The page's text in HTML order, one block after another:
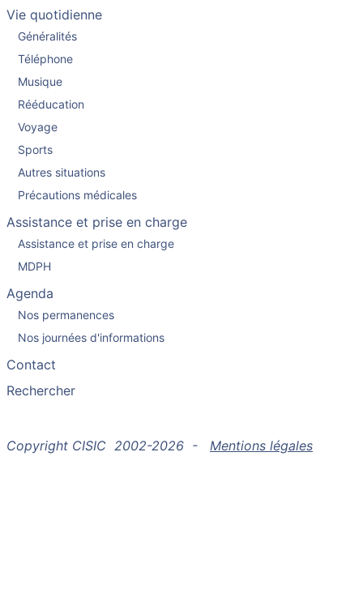
Vie quotidienne
Généralités
Téléphone
Musique
Rééducation
Voyage
Sports
Autres situations
Précautions médicales
Assistance et prise en charge
Assistance et prise en charge
MDPH
Agenda
Nos permanences
Nos journées d'informations
Contact
Rechercher
Copyright CISIC 2002-2026 - Mentions légales